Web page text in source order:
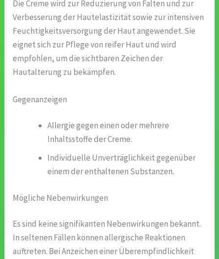
Die Creme wird zur Reduzierung von Falten und zur
Verbesserung der Hautelastizität sowie zur intensiven
Feuchtigkeitsversorgung der Haut angewendet. Sie
eignet sich zur Pflege von reifer Haut und wird
empfohlen, um die sichtbaren Zeichen der
Hautalterung zu bekämpfen.
Gegenanzeigen
Allergie gegen einen oder mehrere
Inhaltsstoffe der Creme.
Individuelle Unverträglichkeit gegenüber
einem der enthaltenen Substanzen.
Mögliche Nebenwirkungen
Es sind keine signifikanten Nebenwirkungen bekannt.
In seltenen Fällen können allergische Reaktionen
auftreten. Bei Anzeichen einer Überempfindlichkeit